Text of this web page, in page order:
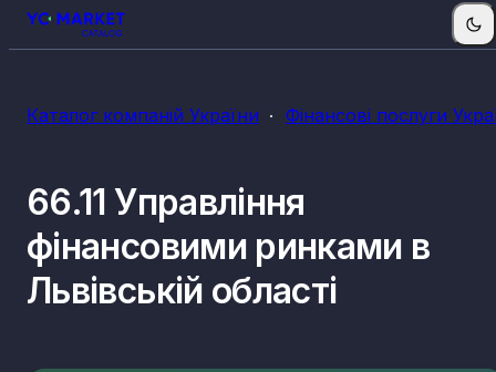
Каталог компаній України Фінансові послуги
66.11 Управління
фінансовими ринками в
Львівській області